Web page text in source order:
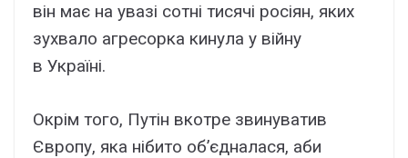
він має на увазі сотні тисячі росіян, яких
зухвало агресорка кинула у війну
в Україні.
Окрім того, Путін вкотре звинуватив
Європу, яка нібито об’єдналася, аби